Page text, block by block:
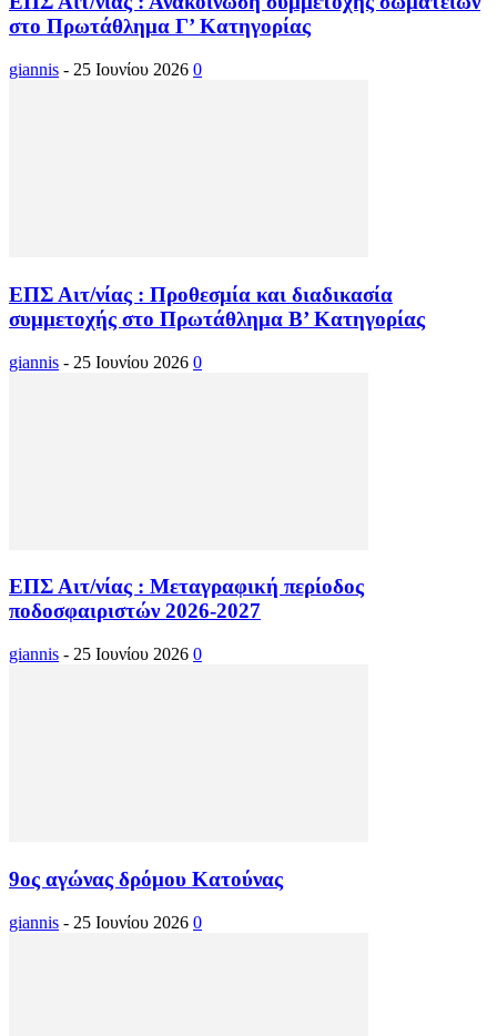
στο Πρωτάθλημα Γ’ Κατηγορίας
giannis - 25 Ιουνίου 2026 0
ΕΠΣ Αιτ/νίας : Προθεσμία και διαδικασία
συμμετοχής στο Πρωτάθλημα Β’ Κατηγορίας
giannis - 25 Ιουνίου 2026 0
ΕΠΣ Αιτ/νίας : Μεταγραφική περίοδος
ποδοσφαιριστών 2026-2027
giannis - 25 Ιουνίου 2026 0
9ος αγώνας δρόμου Κατούνας
giannis - 25 Ιουνίου 2026 0